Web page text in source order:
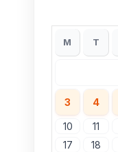
M T
3 4
10 11
17
18